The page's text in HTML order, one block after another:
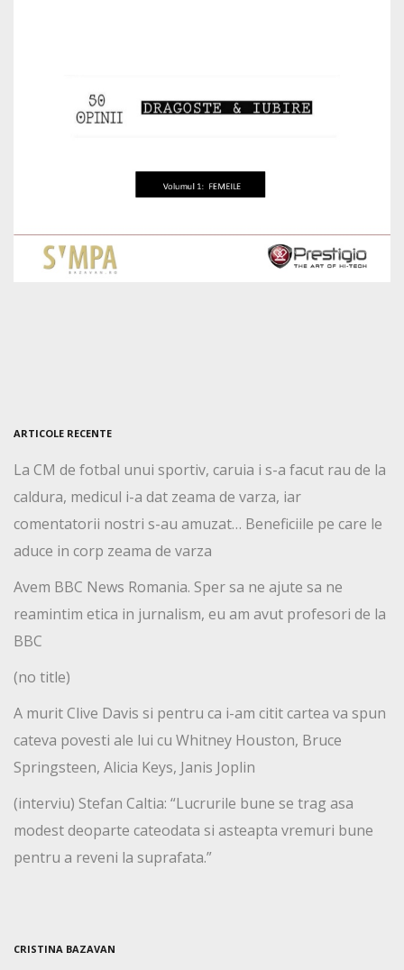
ARTICOLE RECENTE
La CM de fotbal unui sportiv, caruia i s-a facut rau de la
caldura, medicul i-a dat zeama de varza, iar
comentatorii nostri s-au amuzat… Beneficiile pe care le
aduce in corp zeama de varza
Avem BBC News Romania. Sper sa ne ajute sa ne
reamintim etica in jurnalism, eu am avut profesori de la
BBC
(no title)
A murit Clive Davis si pentru ca i-am citit cartea va spun
cateva povesti ale lui cu Whitney Houston, Bruce
Springsteen, Alicia Keys, Janis Joplin
(interviu) Stefan Caltia: “Lucrurile bune se trag asa
modest deoparte cateodata si asteapta vremuri bune
pentru a reveni la suprafata.”
CRISTINA BAZAVAN